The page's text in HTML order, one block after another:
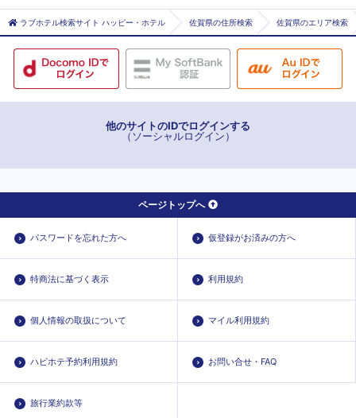
伊万里エリア
ラブホテル検索サイト ハッピー・ホテル 佐賀県の住所検索 佐賀県のエリア検索
他のサイトのIDでログインする
（ソーシャルログイン）
ページトップへ
パスワードを忘れた方へ 仮登録がお済みの方へ
特商法に基づく表示 利用規約
個人情報の取扱について マイル利用規約
ハピホテ予約利用規約 お問い合せ・FAQ
旅行業約款等